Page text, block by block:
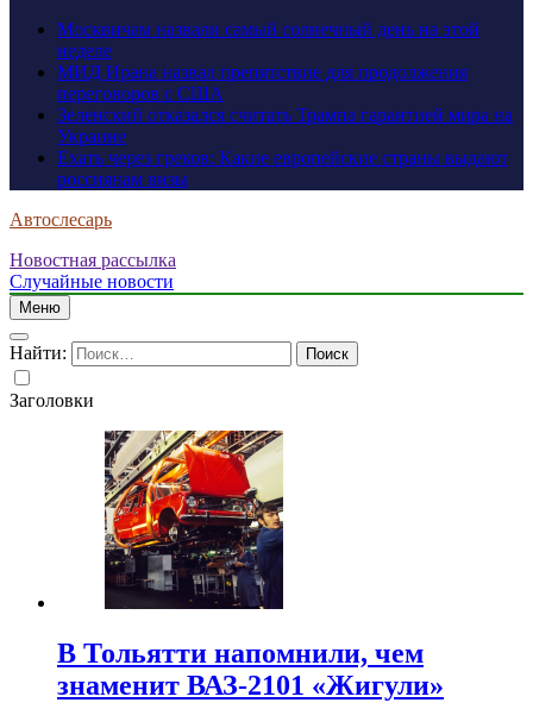
Москвичам назвали самый солнечный день на этой
неделе
МИД Ирана назвал препятствие для продолжения
переговоров с США
Зеленский отказался считать Трампа гарантией мира на
Украине
Ехать через греков: Какие европейские страны выдают
россиянам визы
Автослесарь
Новостная рассылка
Случайные новости
Меню
Найти:
Заголовки
В Тольятти напомнили, чем
знаменит ВАЗ-2101 «Жигули»